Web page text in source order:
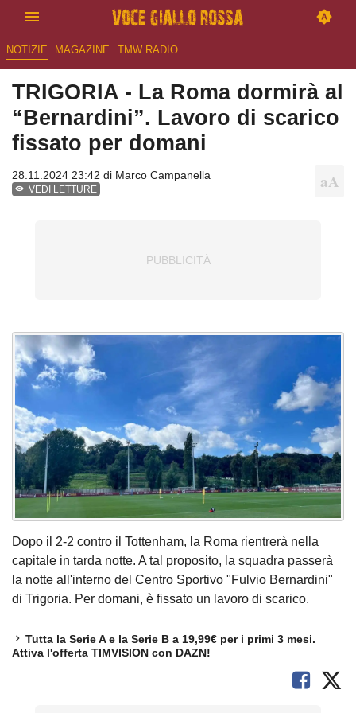
NOTIZIE MAGAZINE TMW RADIO
TRIGORIA - La Roma dormirà al
“Bernardini”. Lavoro di scarico
fissato per domani
28.11.2024 23:42 di Marco Campanella
VEDI LETTURE
Dopo il 2-2 contro il Tottenham, la Roma rientrerà nella
capitale in tarda notte. A tal proposito, la squadra passerà
la notte all'interno del Centro Sportivo "Fulvio Bernardini"
di Trigoria. Per domani, è fissato un lavoro di scarico.
Tutta la Serie A e la Serie B a 19,99€ per i primi 3 mesi.
Attiva l'offerta TIMVISION con DAZN!